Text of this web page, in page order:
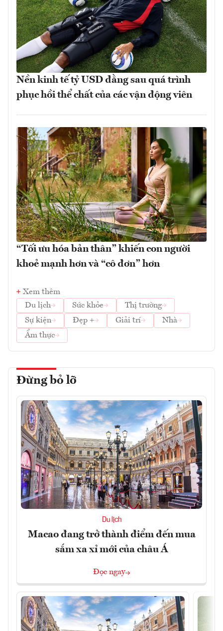
Nền kinh tế tỷ USD đằng sau quá trình
phục hồi thể chất của các vận động viên
“Tối ưu hóa bản thân” khiến con người
khoẻ mạnh hơn và “cô đơn” hơn
Xem thêm
Du lịch
Sức khỏe
Thị trường
Sự kiện
Đẹp + Giải trí
Nhà
Ẩm thực
Đừng bỏ lỡ
Du lịch
Macao đang trở thành điểm đến mua
sắm xa xỉ mới của châu Á
Đọc ngay